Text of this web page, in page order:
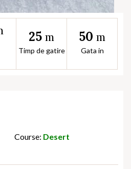
25 m
Timp de gatire
50 m
Gata in
Course: Desert